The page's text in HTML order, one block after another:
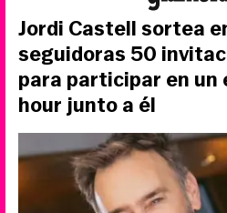
Jordi Castell sortea
seguidoras 50
para participar en un
hour junto a él